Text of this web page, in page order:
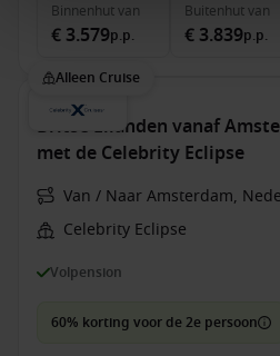
Binnenhutvan
€ 3.579p.p.
Buitenhutvan
€ 3.839p.p.
Alleen Cruise
Britse Eilanden vanaf
met de Celebrity Eclipse
Van / Naar Amsterdam,
Celebrity Eclipse
Volpension
60% korting voor de 2e persoon